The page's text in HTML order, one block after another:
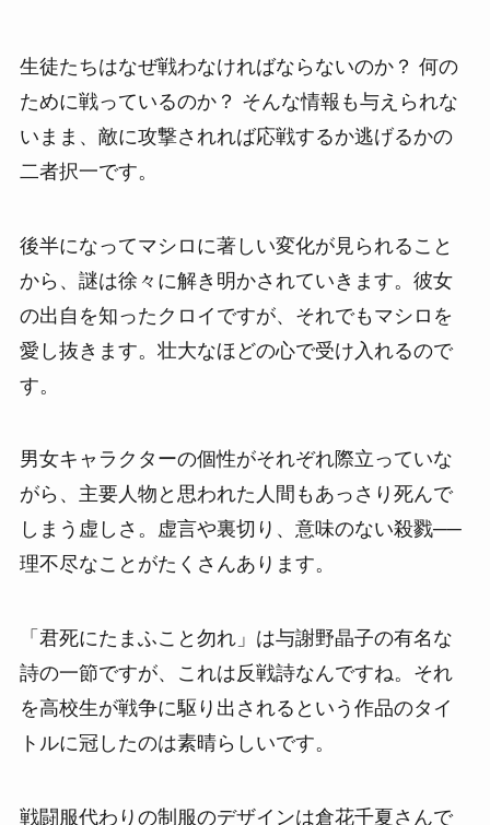
生徒たちはなぜ戦わなければならないのか？ 何の
ために戦っているのか？ そんな情報も与えられな
いまま、敵に攻撃されれば応戦するか逃げるかの
二者択一です。
後半になってマシロに著しい変化が見られること
から、謎は徐々に解き明かされていきます。彼女
の出自を知ったクロイですが、それでもマシロを
愛し抜きます。壮大なほどの心で受け入れるので
す。
男女キャラクターの個性がそれぞれ際立っていな
がら、主要人物と思われた人間もあっさり死んで
しまう虚しさ。虚言や裏切り、意味のない殺戮──
理不尽なことがたくさんあります。
「君死にたまふこと勿れ」は与謝野晶子の有名な
詩の一節ですが、これは反戦詩なんですね。それ
を高校生が戦争に駆り出されるという作品のタイ
トルに冠したのは素晴らしいです。
戦闘服代わりの制服のデザインは倉花千夏さんで